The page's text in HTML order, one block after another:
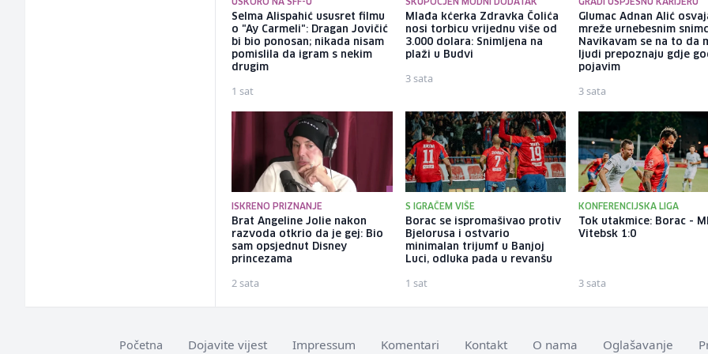
USKORO NA SFF-U
Selma Alispahić ususret filmu
o "Ay Carmeli": Dragan Jovičić
bi bio ponosan; nikada nisam
pomislila da igram s nekim
drugim
1 sat
SKUPOCJEN MODNI DODATAK
Mlađa kćerka Zdravka Čolića
nosi torbicu vrijednu više od
3.000 dolara: Snimljena na
plaži u Budvi
3 sata
GRADI USPJEŠNU KARIJERU
Glumac Adnan Alić
mreže urnebesnim
Navikavam se na to da
ljudi prepoznaju gdje
pojavim
3 sata
ISKRENO PRIZNANJE
Brat Angeline Jolie nakon
razvoda otkrio da je gej: Bio
sam opsjednut Disney
princezama
2 sata
S IGRAČEM VIŠE
Borac se ispromašivao protiv
Bjelorusa i ostvario
minimalan trijumf u Banjoj
Luci, odluka pada u revanšu
1 sat
KONFERENCIJSKA LIGA
Tok utakmice: Borac -
Vitebsk 1:0
3 sata
Početna Dojavite vijest Impressum Komentari Kontakt O nama Oglašavanje